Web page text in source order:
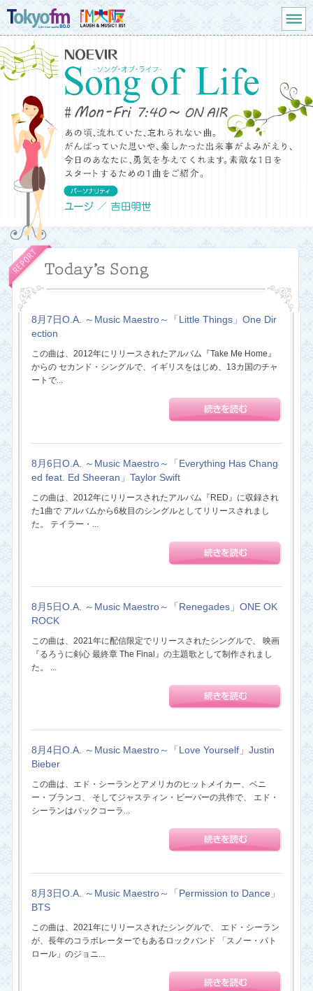
8月7日O.A. ～Music Maestro～「Little Things」One Dir
ection
この曲は、2012年にリリースされたアルバム『Take Me Home』
からの セカンド・シングルで、イギリスをはじめ、13カ国のチャ
ートで...
8月6日O.A. ～Music Maestro～「Everything Has Chang
ed feat. Ed Sheeran」Taylor Swift
この曲は、2012年にリリースされたアルバム『RED』に収録され
た1曲で アルバムから6枚目のシングルとしてリリースされまし
た。 テイラー・...
8月5日O.A. ～Music Maestro～「Renegades」ONE OK
ROCK
この曲は、2021年に配信限定でリリースされたシングルで、 映画
『るろうに剣心 最終章 The Final』の主題歌として制作されまし
た。 ...
8月4日O.A. ～Music Maestro～「Love Yourself」Justin
Bieber
この曲は、エド・シーランとアメリカのヒットメイカー、ベニ
ー・ブランコ、 そしてジャスティン・ビーバーの共作で、 エド・
シーランはバックコーラ...
8月3日O.A. ～Music Maestro～「Permission to Dance」
BTS
この曲は、2021年にリリースされたシングルで、 エド・シーラン
が、長年のコラボレーターでもあるロックバンド 「スノー・パト
ロール」のジョニ...